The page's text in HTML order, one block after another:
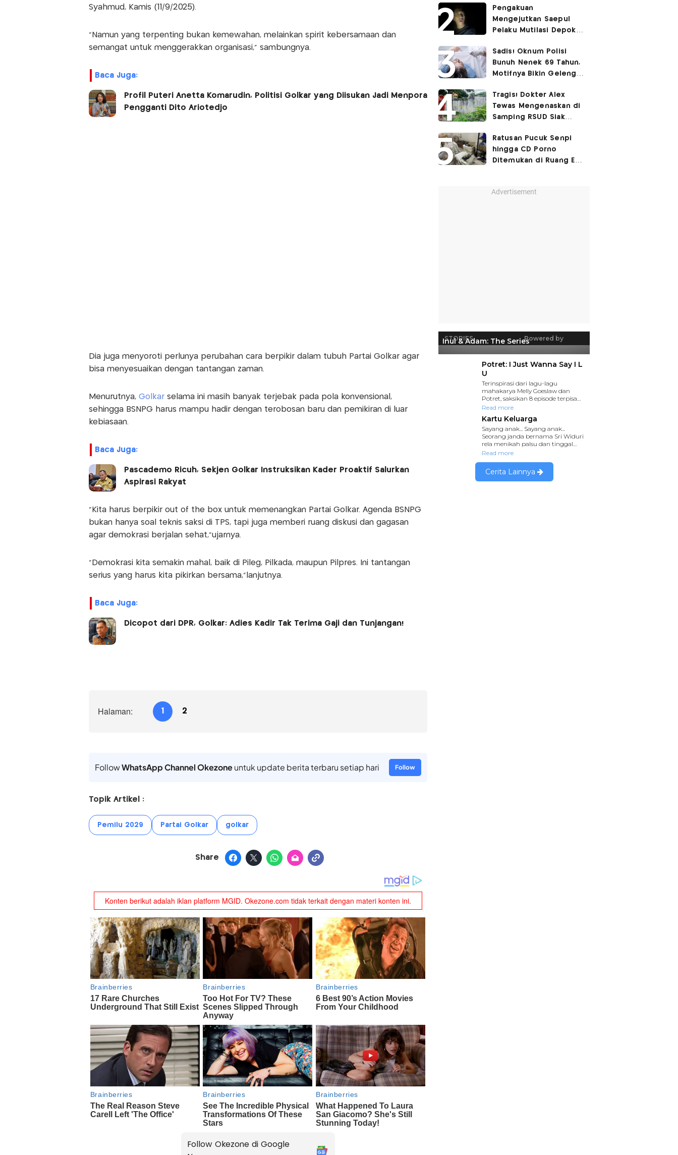
Syahmud, Kamis (11/9/2025).
“Namun yang terpenting bukan kemewahan, melainkan spirit kebersamaan dan
semangat untuk menggerakkan organisasi,” sambungnya.
Baca Juga:
Profil Puteri Anetta Komarudin, Politisi Golkar yang Diisukan Jadi Menpora
Pengganti Dito Ariotedjo
Dia juga menyoroti perlunya perubahan cara berpikir dalam tubuh Partai Golkar agar
bisa menyesuaikan dengan tantangan zaman.
Menurutnya,Golkarselama ini masih banyak terjebak pada pola konvensional,
sehingga BSNPG harus mampu hadir dengan terobosan baru dan pemikiran di luar
kebiasaan.
Baca Juga:
Pascademo Ricuh, Sekjen Golkar Instruksikan Kader Proaktif Salurkan
Aspirasi Rakyat
“Kita harus berpikir out of the box untuk memenangkan Partai Golkar. Agenda BSNPG
bukan hanya soal teknis saksi di TPS, tapi juga memberi ruang diskusi dan gagasan
agar demokrasi berjalan sehat,”ujarnya.
“Demokrasi kita semakin mahal, baik di Pileg, Pilkada, maupun Pilpres. Ini tantangan
serius yang harus kita pikirkan bersama,”lanjutnya.
Baca Juga:
Dicopot dari DPR, Golkar: Adies Kadir Tak Terima Gaji dan Tunjangan!
Halaman: 1 2
FollowWhatsApp Channel Okezoneuntuk update berita terbaru setiap hari Follow
Topik Artikel :
Pemilu 2029 Partai Golkar golkar
Share
Follow Okezone di Google
Pengembaliannya
Belum Utuh
Pengakuan
Mengejutkan Saepul
Pelaku Mutilasi Depok:
Korban di Kontrakan
Sadis! Oknum Polisi
Bunuh Nenek 69 Tahun,
Motifnya Bikin Geleng
Tragis! Dokter Alex
Tewas Mengenaskan di
Samping RSUD Siak
Rocuronium
Ratusan Pucuk Senpi
hingga CD Porno
Ditemukan di Ruang Eks
Advertisement